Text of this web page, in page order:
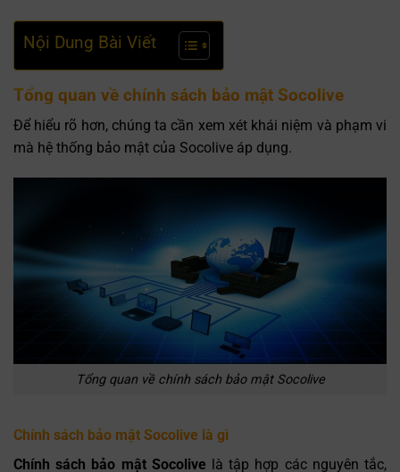
Nội Dung Bài Viết
Tổng quan về chính sách bảo mật Socolive
Để hiểu rõ hơn, chúng ta cần xem xét khái niệm và phạm vi
mà hệ thống bảo mật của Socolive áp dụng.
Tổng quan về chính sách bảo mật Socolive
Chính sách bảo mật Socolive là gì
Chính sách bảo mật Socolive là tập hợp các nguyên tắc,